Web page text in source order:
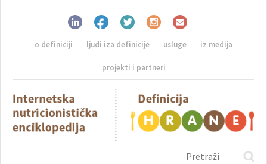
o definiciji ljudi iza definicije usluge iz medija
projekti i partneri